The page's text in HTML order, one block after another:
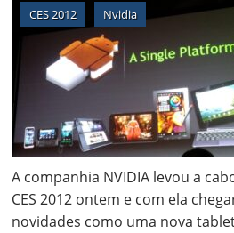
CES 2012 Nvidia
A companhia NVIDIA levou a
CES 2012 ontem e com ela
novidades como uma nova